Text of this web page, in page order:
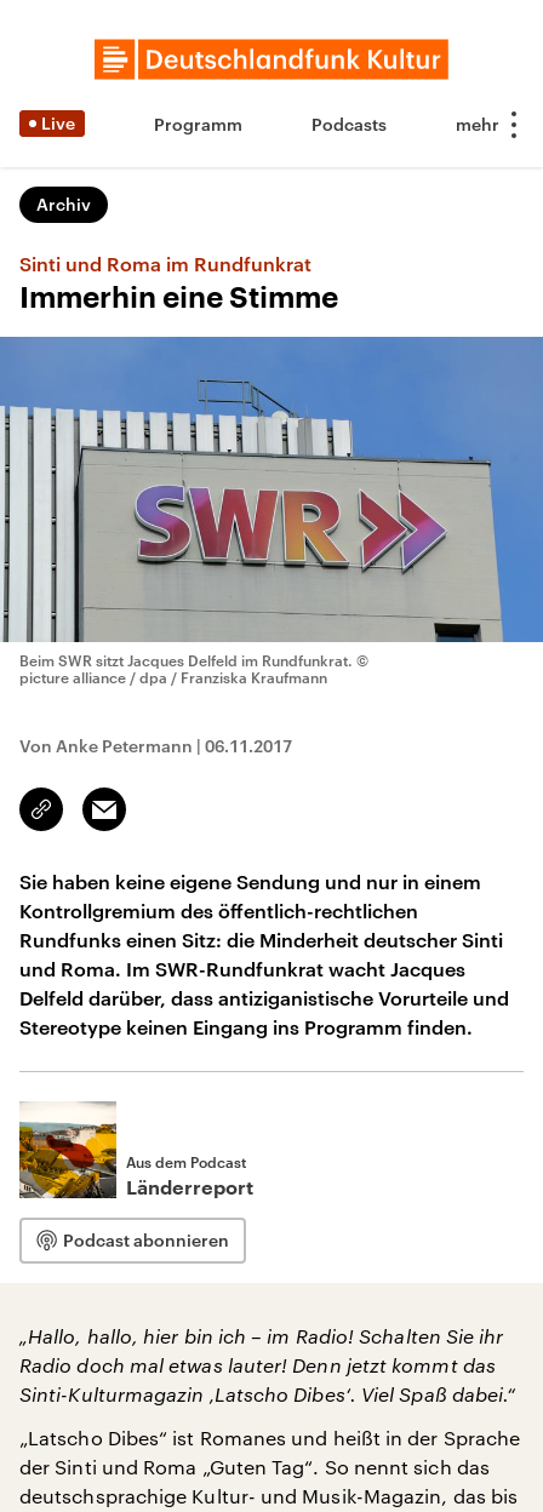
Live Programm Podcasts
Archiv
Sinti und Roma im Rundfunkrat
Immerhin eine Stimme
Beim SWR sitzt Jacques Delfeld im Rundfunkrat. ©
picture alliance / dpa / Franziska Kraufmann
Von Anke Petermann | 06.11.2017
Link
kopieren/teilen
Email
Sie haben keine eigene Sendung und nur in einem
Kontrollgremium des öffentlich-rechtlichen
Rundfunks einen Sitz: die Minderheit deutscher Sinti
und Roma. Im SWR-Rundfunkrat wacht Jacques
Delfeld darüber, dass antiziganistische Vorurteile und
Stereotype keinen Eingang ins Programm finden.
Aus dem Podcast
Länderreport
Podcast abonnieren
„Hallo, hallo, hier bin ich – im Radio! Schalten Sie ihr
Radio doch mal etwas lauter! Denn jetzt kommt das
Sinti-Kulturmagazin ‚Latscho Dibes‘. Viel Spaß dabei.“
„Latscho Dibes“ ist Romanes und heißt in der Sprache
der Sinti und Roma „Guten Tag“. So nennt sich das
deutschsprachige Kultur- und Musik-Magazin, das bis